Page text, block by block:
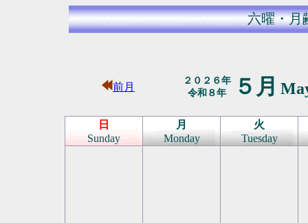
六曜・月
前月
２０２６年
令和８年
５月
日
Sunday
月
Monday
火
Tuesday